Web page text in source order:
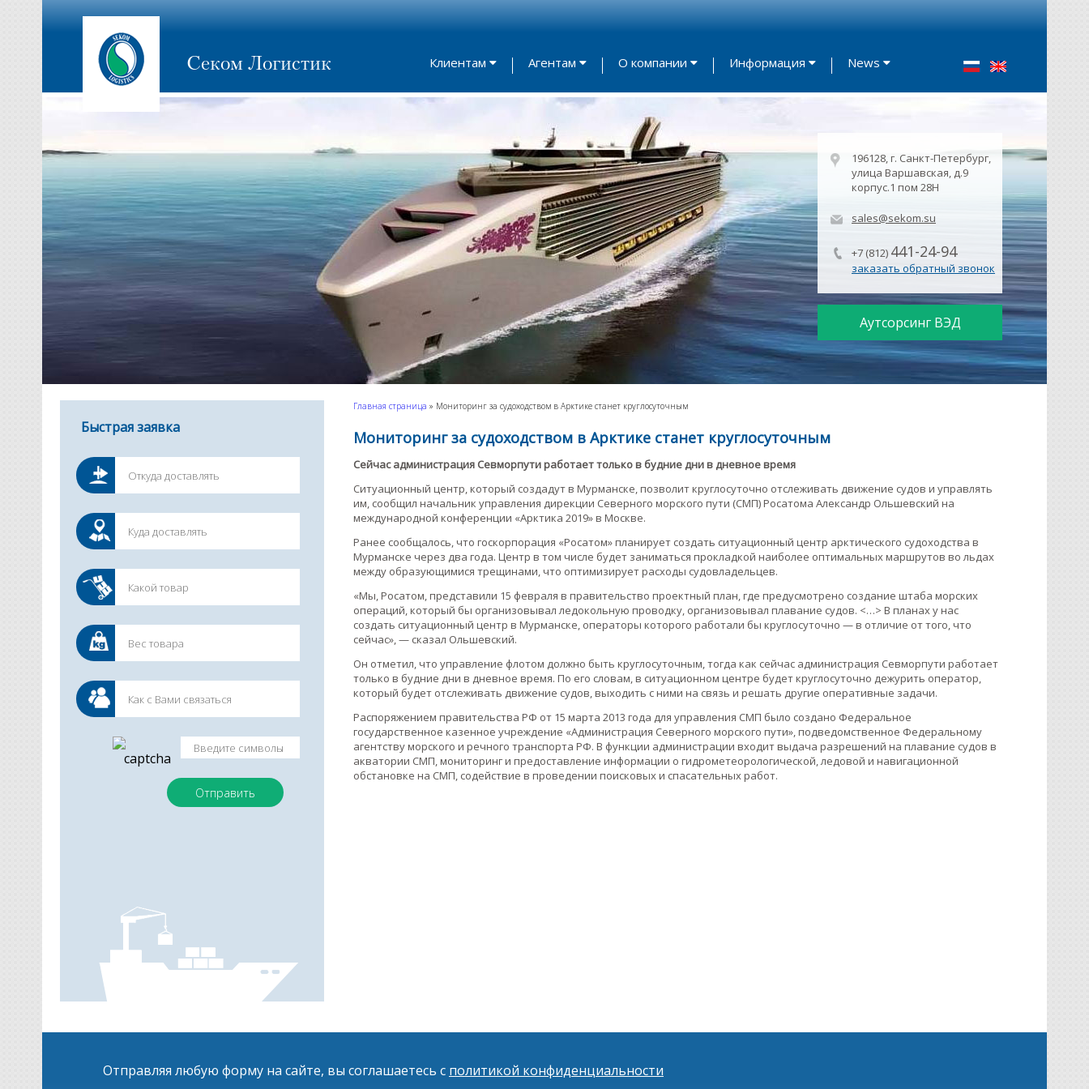
Секом Логистик Клиентам Агентам О компании Информация News
196128, г. Санкт-Петербург,
улица Варшавская, д.9
корпус.1 пом 28Н
sales@sekom.su
+7 (812) 441-24-94
заказать обратный звонок
Аутсорсинг ВЭД
Быстрая заявка
Главная страница » Мониторинг за судоходством в Арктике станет круглосуточным
Мониторинг за судоходством в Арктике станет круглосуточным
Сейчас администрация Севморпути работает только в будние дни в дневное время
Ситуационный центр, который создадут в Мурманске, позволит круглосуточно отслеживать движение судов и управлять
им, сообщил начальник управления дирекции Северного морского пути (СМП) Росатома Александр Ольшевский на
международной конференции «Арктика 2019» в Москве.
Ранее сообщалось, что госкорпорация «Росатом» планирует создать ситуационный центр арктического судоходства в
Мурманске через два года. Центр в том числе будет заниматься прокладкой наиболее оптимальных маршрутов во льдах
между образующимися трещинами, что оптимизирует расходы судовладельцев.
«Мы, Росатом, представили 15 февраля в правительство проектный план, где предусмотрено создание штаба морских
операций, который бы организовывал ледокольную проводку, организовывал плавание судов. <…> В планах у нас
создать ситуационный центр в Мурманске, операторы которого работали бы круглосуточно — в отличие от того, что
сейчас», — сказал Ольшевский.
Он отметил, что управление флотом должно быть круглосуточным, тогда как сейчас администрация Севморпути работает
только в будние дни в дневное время. По его словам, в ситуационном центре будет круглосуточно дежурить оператор,
который будет отслеживать движение судов, выходить с ними на связь и решать другие оперативные задачи.
Распоряжением правительства РФ от 15 марта 2013 года для управления СМП было создано Федеральное
государственное казенное учреждение «Администрация Северного морского пути», подведомственное Федеральному
агентству морского и речного транспорта РФ. В функции администрации входит выдача разрешений на плавание судов в
акватории СМП, мониторинг и предоставление информации о гидрометеорологической, ледовой и навигационной
обстановке на СМП, содействие в проведении поисковых и спасательных работ.
Отправляя любую форму на сайте, вы соглашаетесь с политикой конфиденциальности